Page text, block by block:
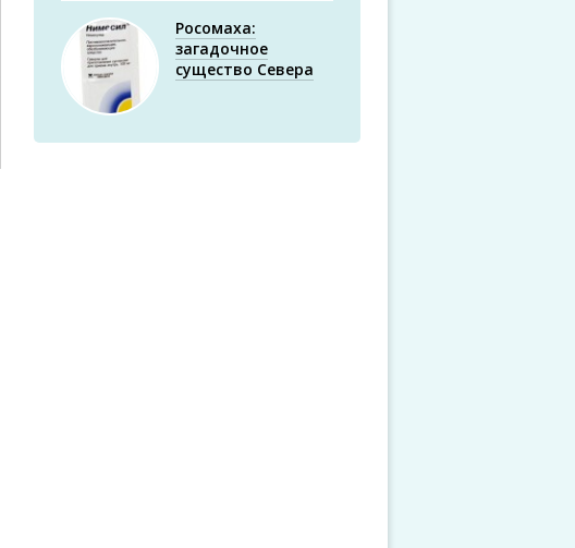
Росомаха:
загадочное
существо Севера